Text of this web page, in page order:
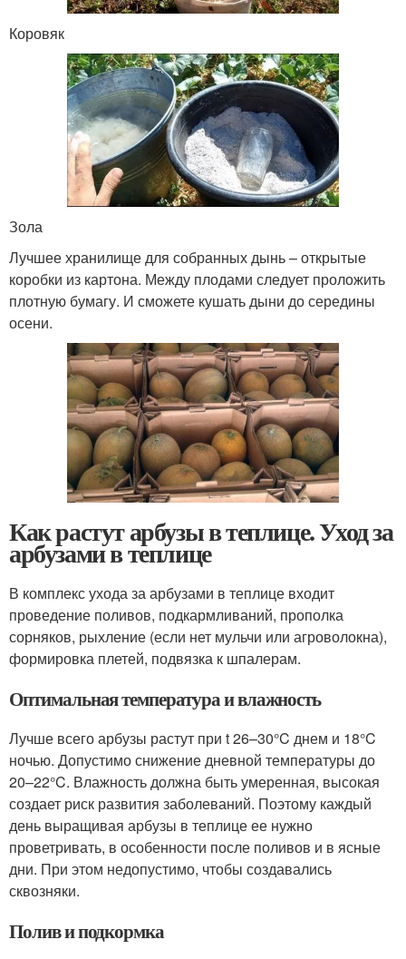
Коровяк
Зола
Лучшее хранилище для собранных дынь – открытые
коробки из картона. Между плодами следует проложить
плотную бумагу. И сможете кушать дыни до середины
осени.
Как растут арбузы в теплице. Уход за
арбузами в теплице
В комплекс ухода за арбузами в теплице входит
проведение поливов, подкармливаний, прополка
сорняков, рыхление (если нет мульчи или агроволокна),
формировка плетей, подвязка к шпалерам.
Оптимальная температура и влажность
Лучше всего арбузы растут при t 26–30°C днем и 18°C
ночью. Допустимо снижение дневной температуры до
20–22°C. Влажность должна быть умеренная, высокая
создает риск развития заболеваний. Поэтому каждый
день выращивая арбузы в теплице ее нужно
проветривать, в особенности после поливов и в ясные
дни. При этом недопустимо, чтобы создавались
сквозняки.
Полив и подкормка